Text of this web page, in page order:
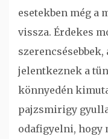
esetekben még a
vissza. Érdekes
jelentkeznek a
könnyedén
pajzsmirigy
odafigyelni, hogy